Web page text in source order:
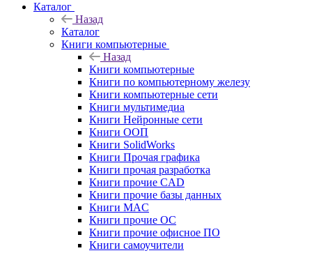
Каталог
Назад
Каталог
Книги компьютерные
Назад
Книги компьютерные
Книги по компьютерному железу
Книги компьютерные сети
Книги мультимедиа
Книги Нейронные сети
Книги ООП
Книги SolidWorks
Книги Прочая графика
Книги прочая разработка
Книги прочие CAD
Книги прочие базы данных
Книги MAC
Книги прочие ОС
Книги прочие офисное ПО
Книги самоучители